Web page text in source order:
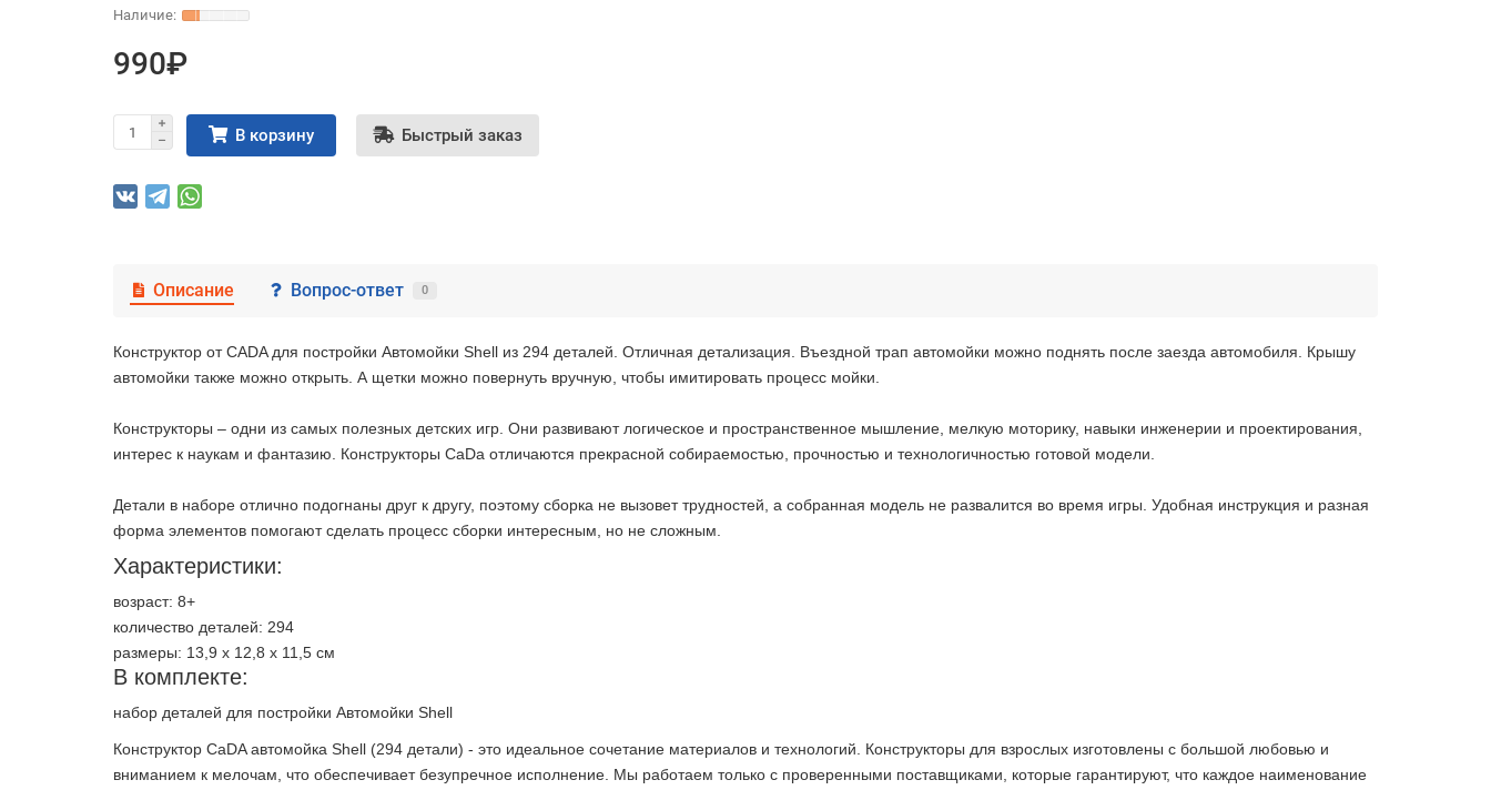
990₽
В корзину Быстрый заказ
Описание Вопрос-ответ 0
Конструктор от CADA для постройки Автомойки Shell из 294 деталей. Отличная детализация. Въездной трап автомойки можно поднять после заезда автомобиля. Крышу
автомойки также можно открыть. А щетки можно повернуть вручную, чтобы имитировать процесс мойки.
Конструкторы – одни из самых полезных детских игр. Они развивают логическое и пространственное мышление, мелкую моторику, навыки инженерии и проектирования,
интерес к наукам и фантазию. Конструкторы CaDa отличаются прекрасной собираемостью, прочностью и технологичностью готовой модели.
Детали в наборе отлично подогнаны друг к другу, поэтому сборка не вызовет трудностей, а собранная модель не развалится во время игры. Удобная инструкция и разная
форма элементов помогают сделать процесс сборки интересным, но не сложным.
Характеристики:
возраст: 8+
количество деталей: 294
размеры: 13,9 х 12,8 х 11,5 см
В комплекте:
набор деталей для постройки Автомойки Shell
Конструктор CaDA автомойка Shell (294 детали) - это идеальное сочетание материалов и технологий. Конструкторы для взрослых изготовлены с большой любовью и
вниманием к мелочам, что обеспечивает безупречное исполнение. Мы работаем только с проверенными поставщиками, которые гарантируют, что каждое наименование
6 недель 25 каждые 2 недели
chasti.ru